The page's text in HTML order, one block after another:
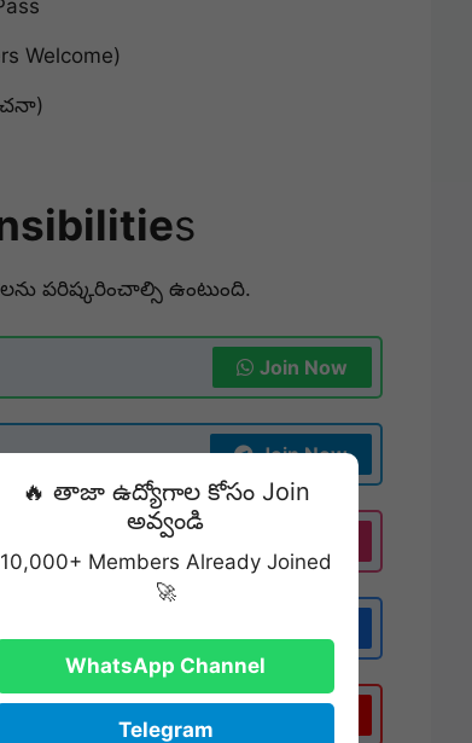
Welcome)
s
పరిష్కరించాల్సి ఉంటుంది.
Join Now
Join Now
Subscribe
🔥 తాజా ఉద్యోగాల కోసం Join
అవ్వండి
10,000+ Members Already Joined
🚀
WhatsApp Channel
Telegram